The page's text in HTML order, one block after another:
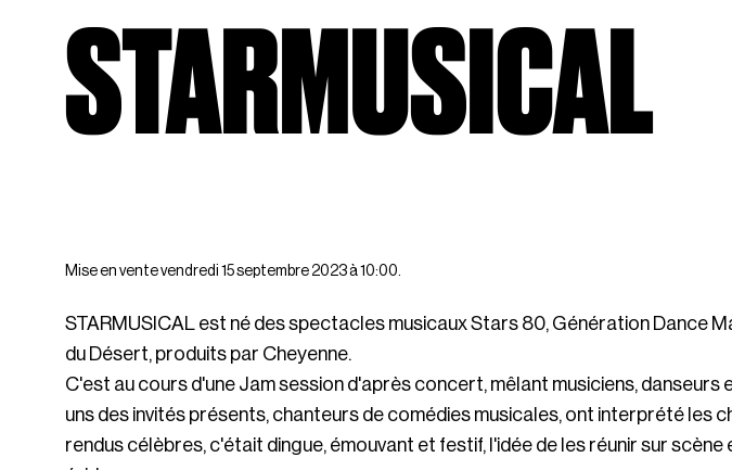
STARMUSICAL
Mise en vente vendredi 15 septembre 2023 à 10:00.
STARMUSICAL est né des spectacles musicaux Stars 80, Génération Dance
du Désert, produits par Cheyenne.
C'est au cours d'une Jam session d'après concert, mêlant musiciens, danseurs
uns des invités présents, chanteurs de comédies musicales, ont interprété les
rendus célèbres, c'était dingue, émouvant et festif, l'idée de les réunir sur scène